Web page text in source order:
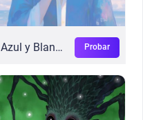
Azul y Blanco V2 Probar